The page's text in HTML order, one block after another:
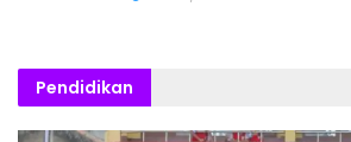
Pendidikan